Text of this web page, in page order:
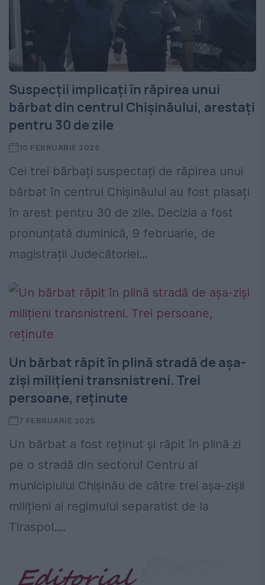
Suspecții implicați în răpirea unui
bărbat din centrul Chișinăului, arestați
pentru 30 de zile
10 FEBRUARIE 2025
Cei trei bărbați suspectați de răpirea unui
bărbat în centrul Chișinăului au fost plasați
în arest pentru 30 de zile. Decizia a fost
pronunțată duminică, 9 februarie, de
magistrații Judecătoriei...
Un bărbat răpit în plină stradă de așa-
ziși milițieni transnistreni. Trei
persoane, reținute
7 FEBRUARIE 2025
Un bărbat a fost reținut și răpit în plină zi
pe o stradă din sectorul Centru al
municipiului Chișinău de către trei așa-zișii
milițieni ai regimului separatist de la
Tiraspol....